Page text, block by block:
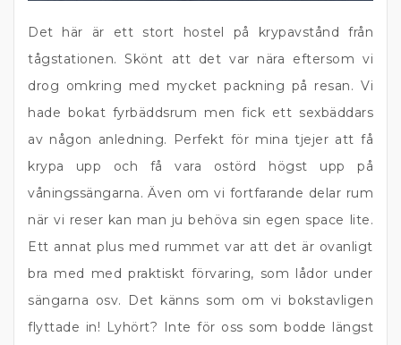
Det här är ett stort hostel på krypavstånd från
tågstationen. Skönt att det var nära eftersom vi
drog omkring med mycket packning på resan. Vi
hade bokat fyrbäddsrum men fick ett sexbäddars
av någon anledning. Perfekt för mina tjejer att få
krypa upp och få vara ostörd högst upp på
våningssängarna. Även om vi fortfarande delar rum
när vi reser kan man ju behöva sin egen space lite.
Ett annat plus med rummet var att det är ovanligt
bra med med praktiskt förvaring, som lådor under
sängarna osv. Det känns som om vi bokstavligen
flyttade in! Lyhört? Inte för oss som bodde längst